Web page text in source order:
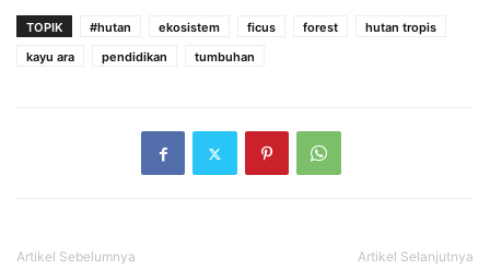
TOPIK #hutan ekosistem ficus forest
hutan tropis
kayu ara
pendidikan tumbuhan
Artikel Sebelumnya Artikel Selanjutnya